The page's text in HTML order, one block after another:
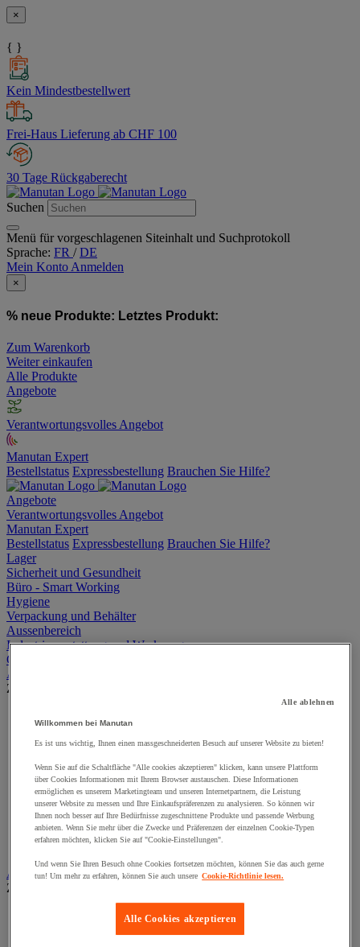
×
{ }
Kein Mindestbestellwert
Frei-Haus Lieferung ab CHF 100
30 Tage Rückgaberecht
Suchen
Menü für vorgeschlagenen Siteinhalt und Suchprotokoll
Sprache: FR /DE
Mein Konto Anmelden
×
% neue Produkte: Letztes Produkt:
Zum Warenkorb
Weiter einkaufen
Alle Produkte
Angebote
Verantwortungsvolles Angebot
Manutan Expert
Bestellstatus Expressbestellung Brauchen Sie Hilfe?
Angebote
Verantwortungsvolles Angebot
Manutan Expert
Bestellstatus Expressbestellung Brauchen Sie Hilfe?
Lager
Sicherheit und Gesundheit
Büro - Smart Working
Hygiene
Verpackung und Behälter
Aussenbereich
Industrieausstattung und Werkzeuge
Gastronomiebedarf
Außenanlagen
Zur gesamten Produktgruppe
Fahrbahnschwelle
Fahrplatte
Kabelschutz
Leitplanke
Pfosten und Wegmarkierungen
Straßensperre
Streuwagen, Schnee räumen
Verkehrszeichen
Außenmöbel, Zelte, Pavillons
Zur gesamten Produktgruppe
Garten- und Terrassenmöbel
Alle ablehnen
Willkommen bei Manutan
Es ist uns wichtig, Ihnen einen massgeschneiderten Besuch auf unserer Website zu bieten!
Wenn Sie auf die Schaltfläche "Alle cookies akzeptieren" klicken, kann unsere Plattform
über Cookies Informationen mit Ihrem Browser austauschen. Diese Informationen
ermöglichen es unserem Marketingteam und unseren Internetpartnern, die Leistung
unserer Website zu messen und Ihre Einkaufspräferenzen zu analysieren. So können wir
Ihnen noch besser auf Ihre Bedürfnisse zugeschnittene Produkte und passende Werbung
anbieten. Wenn Sie mehr über die Zwecke und Präferenzen der einzelnen Cookie-Typen
erfahren möchten, klicken Sie auf "Cookie-Einstellungen".
Und wenn Sie Ihren Besuch ohne Cookies fortsetzen möchten, können Sie das auch gerne
tun! Um mehr zu erfahren, können Sie auch unsere Cookie-Richtlinie lesen.
Alle Cookies akzeptieren